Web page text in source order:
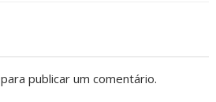
para publicar um comentário.